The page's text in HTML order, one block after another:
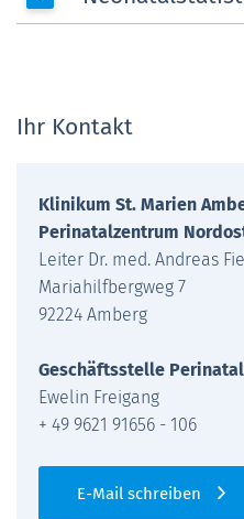
Ihr Kontakt
Klinikum St. Marien
Perinatalzentrum
Leiter Dr. med. Andreas
Mariahilfbergweg 7
92224 Amberg
Geschäftsstelle
Ewelin Freigang
+ 49 9621 91656 - 106
E-Mail schreiben